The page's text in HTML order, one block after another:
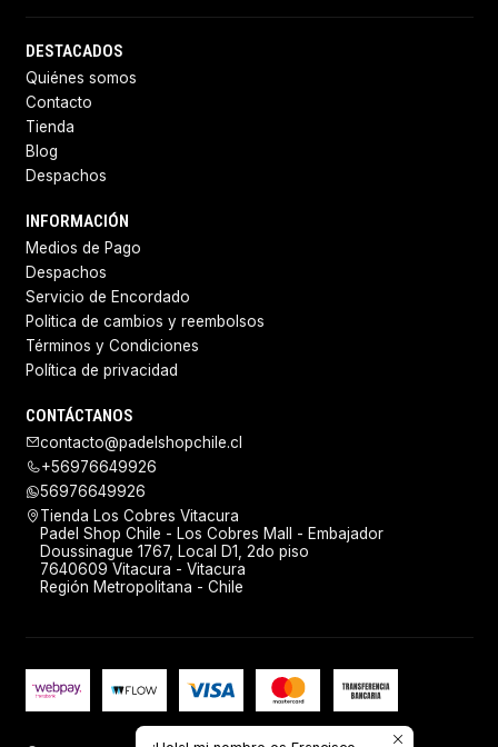
DESTACADOS
Quiénes somos
Contacto
Tienda
Blog
Despachos
INFORMACIÓN
Medios de Pago
Despachos
Servicio de Encordado
Politica de cambios y reembolsos
Términos y Condiciones
Política de privacidad
CONTÁCTANOS
contacto@padelshopchile.cl
+56976649926
56976649926
Tienda Los Cobres Vitacura
Padel Shop Chile - Los Cobres Mall - Embajador
Doussinague 1767, Local D1, 2do piso
7640609 Vitacura - Vitacura
Región Metropolitana - Chile